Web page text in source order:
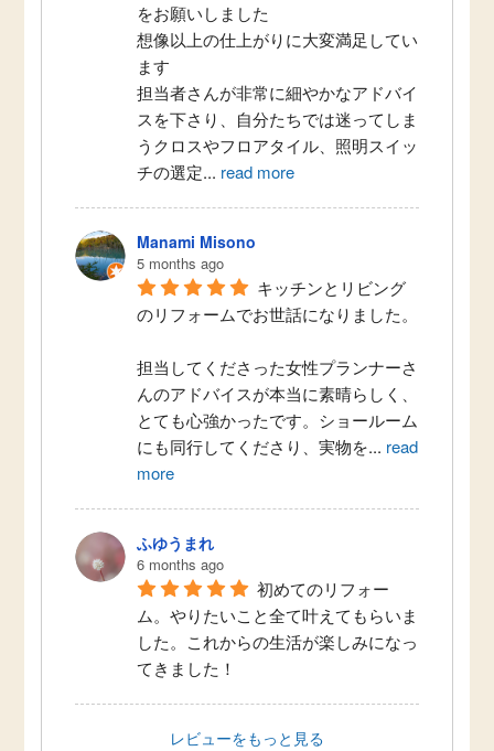
をお願いしました
想像以上の仕上がりに大変満足してい
ます
担当者さんが非常に細やかなアドバイ
スを下さり、自分たちでは迷ってしま
うクロスやフロアタイル、照明スイッ
チの選定... read more
Manami Misono
5 months ago
キッチンとリビング
のリフォームでお世話になりました。
担当してくださった女性プランナーさ
んのアドバイスが本当に素晴らしく、
とても心強かったです。ショールーム
にも同行してくださり、実物を... read
more
ふゆうまれ
6 months ago
初めてのリフォー
ム。やりたいこと全て叶えてもらいま
した。これからの生活が楽しみになっ
てきました！
レビューをもっと見る